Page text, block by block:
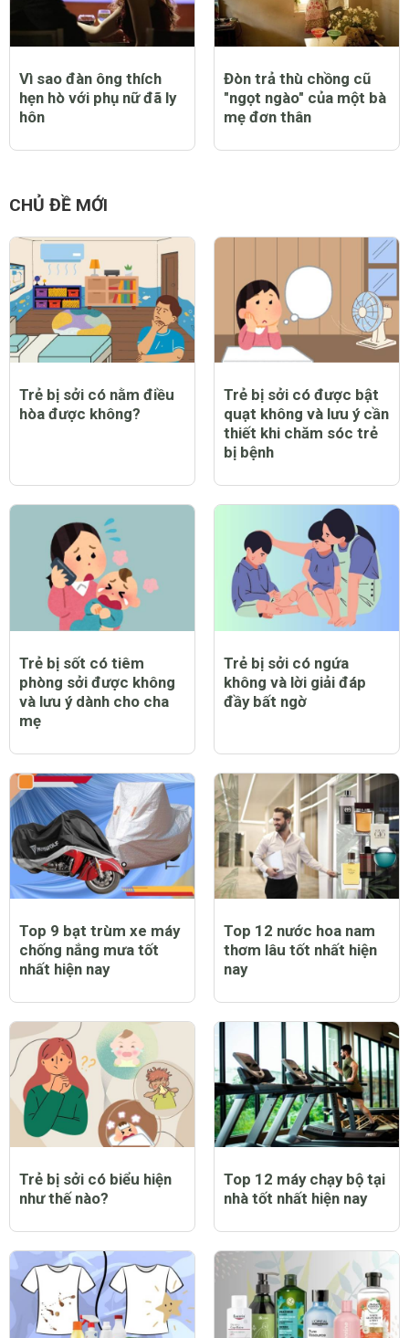
Vì sao đàn ông thích
hẹn hò với phụ nữ đã ly
hôn
Đòn trả thù chồng cũ
"ngọt ngào" của một bà
mẹ đơn thân
CHỦ ĐỀ MỚI
Trẻ bị sởi có nằm điều
hòa được không?
Trẻ bị sởi có được bật
quạt không và lưu ý cần
thiết khi chăm sóc trẻ
bị bệnh
Trẻ bị sốt có tiêm
phòng sởi được không
và lưu ý dành cho cha
mẹ
Trẻ bị sởi có ngứa
không và lời giải đáp
đầy bất ngờ
Top 9 bạt trùm xe máy
chống nắng mưa tốt
nhất hiện nay
Top 12 nước hoa nam
thơm lâu tốt nhất hiện
nay
Trẻ bị sởi có biểu hiện
như thế nào?
Top 12 máy chạy bộ tại
nhà tốt nhất hiện nay